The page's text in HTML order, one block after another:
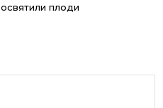
освятили плоди